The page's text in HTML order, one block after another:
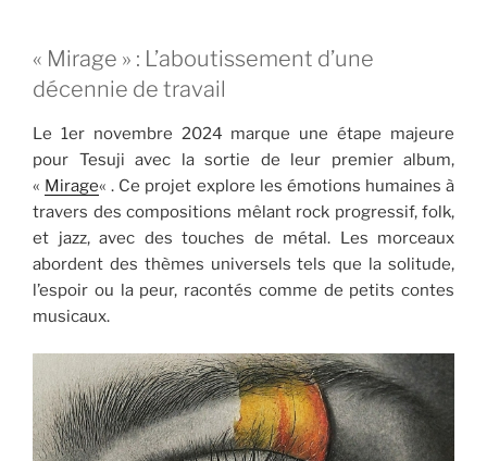
« Mirage » : L’aboutissement d’une
décennie de travail
Le 1er novembre 2024 marque une étape majeure
pour Tesuji avec la sortie de leur premier album,
« Mirage« . Ce projet explore les émotions humaines à
travers des compositions mêlant rock progressif, folk,
et jazz, avec des touches de métal. Les morceaux
abordent des thèmes universels tels que la solitude,
l’espoir ou la peur, racontés comme de petits contes
musicaux.